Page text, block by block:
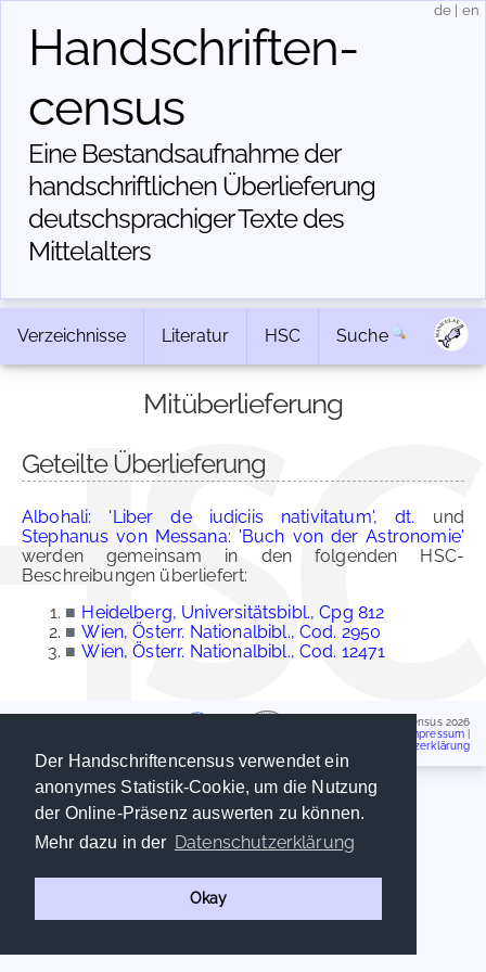
Der Handschriftencensus verwendet ein
anonymes Statistik-Cookie, um die Nutzung
der Online-Präsenz auswerten zu können.
Mehr dazu in der Datenschutzerklärung
Okay
Handschriften­
census
Eine Bestandsaufnahme der
handschriftlichen Über­lieferung
deutschsprachiger Texte des
Mittelalters
de en
Verzeichnisse Literatur HSC Suche
Mitüberlieferung
Geteilte Überlieferung
Albohali: 'Liber de iudiciis nativitatum', dt. und
Stephanus von Messana: 'Buch von der Astronomie'
werden gemeinsam in den folgenden HSC-
Beschreibungen überliefert:
■ Heidelberg, Universitätsbibl., Cpg 812
■ Wien, Österr. Nationalbibl., Cod. 2950
■ Wien, Österr. Nationalbibl., Cod. 12471
Handschriftencensus 2026
Impressum
Datenschutzerklärung